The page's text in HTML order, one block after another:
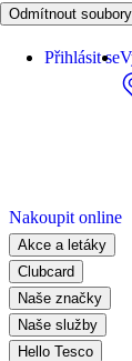
Odmítnout
Přihlásit se
Nakoupit online
Akce a letáky
Clubcard
Naše značky
Naše služby
Hello Tesco